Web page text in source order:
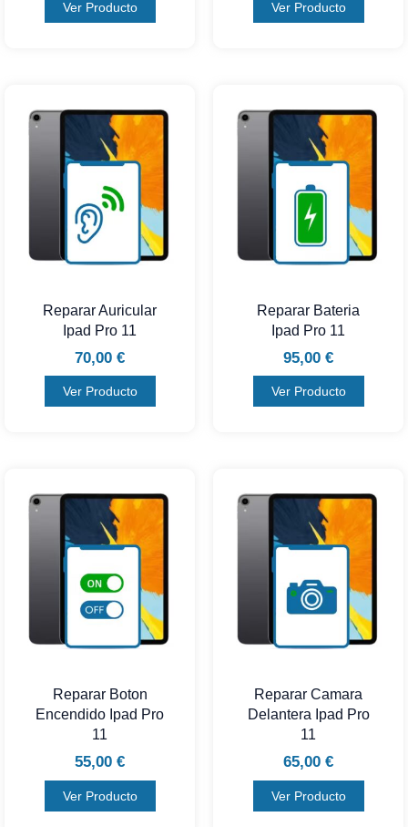
Ver Producto Ver Producto
Reparar Auricular
Ipad Pro 11
70,00 €
Ver Producto
Reparar Bateria
Ipad Pro 11
95,00 €
Ver Producto
Reparar Boton
Encendido Ipad Pro
11
55,00 €
Ver Producto
Reparar Camara
Delantera Ipad Pro
11
65,00 €
Ver Producto